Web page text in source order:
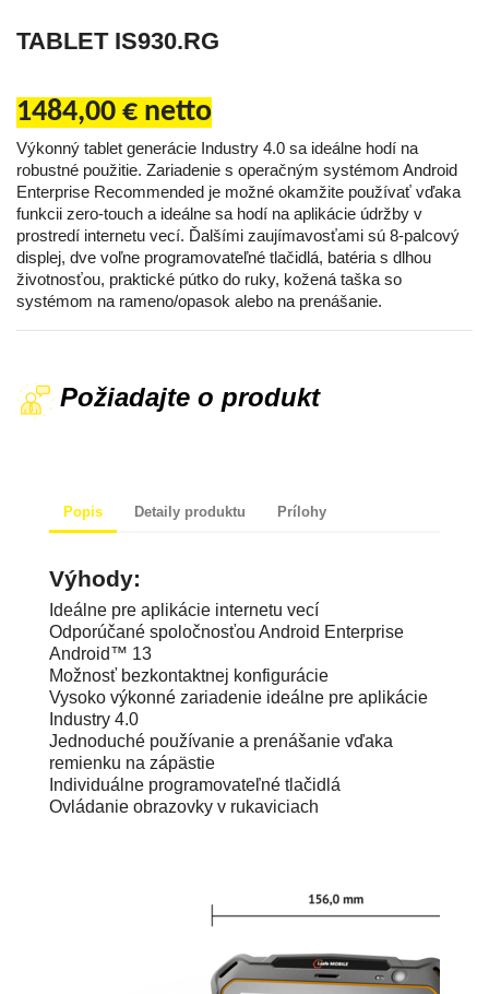
TABLET IS930.RG
1484,00 € netto
Výkonný tablet generácie Industry 4.0 sa ideálne hodí na
robustné použitie. Zariadenie s operačným systémom Android
Enterprise Recommended je možné okamžite používať vďaka
funkcii zero-touch a ideálne sa hodí na aplikácie údržby v
prostredí internetu vecí. Ďalšími zaujímavosťami sú 8-palcový
displej, dve voľne programovateľné tlačidlá, batéria s dlhou
životnosťou, praktické pútko do ruky, kožená taška so
systémom na rameno/opasok alebo na prenášanie.
Požiadajte o produkt
Popis Detaily produktu Prílohy
Ideálne pre aplikácie internetu vecí
Odporúčané spoločnosťou Android Enterprise
Android™ 13
Možnosť bezkontaktnej konfigurácie
Vysoko výkonné zariadenie ideálne pre aplikácie
Industry 4.0
Jednoduché používanie a prenášanie vďaka
remienku na zápästie
Individuálne programovateľné tlačidlá
Ovládanie obrazovky v rukaviciach